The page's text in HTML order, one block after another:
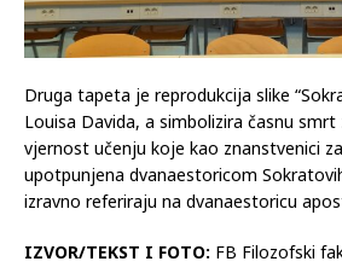
Druga tapeta je reprodukcija slike
Louisa Davida, a simbolizira časnu smrt
vjernost učenju koje kao znanstvenici
upotpunjena dvanaestoricom
izravno referiraju na dvanaestoricu
IZVOR/TEKST I FOTO: FB Filozofski